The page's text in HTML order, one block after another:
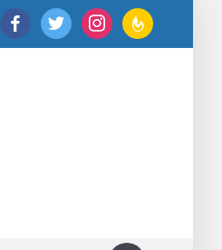
facebooktwitter instagramfeedburner